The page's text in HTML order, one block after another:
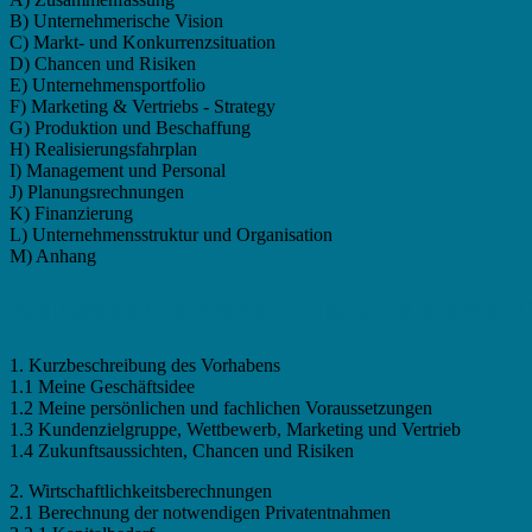
B) Unternehmerische Vision
C) Markt- und Konkurrenzsituation
D) Chancen und Risiken
E) Unternehmensportfolio
F) Marketing & Vertriebs - Strategy
G) Produktion und Beschaffung
H) Realisierungsfahrplan
I) Management und Personal
J) Planungsrechnungen
K) Finanzierung
L) Unternehmensstruktur und Organisation
M) Anhang
1. Kurzbeschreibung des Vorhabens
1.1 Meine Geschäftsidee
1.2 Meine persönlichen und fachlichen Voraussetzungen
1.3 Kundenzielgruppe, Wettbewerb, Marketing und Vertrieb
1.4 Zukunftsaussichten, Chancen und Risiken
2. Wirtschaftlichkeitsberechnungen
2.1 Berechnung der notwendigen Privatentnahmen